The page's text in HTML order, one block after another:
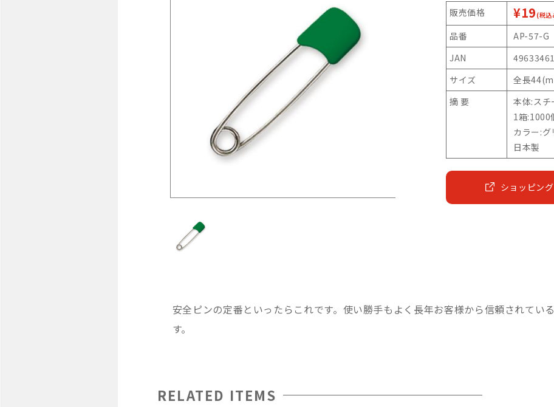
販売価格 ¥19 (税込
品番
AP-57-G
JAN
サイズ
全長
摘 要
本体:スチ
1箱:1000
カラー:グ
日本製
ショッピン
安全ピンの定番といったらこれです。使い勝手もよく長年お客様から信頼されてい
す。
RELATED ITEMS